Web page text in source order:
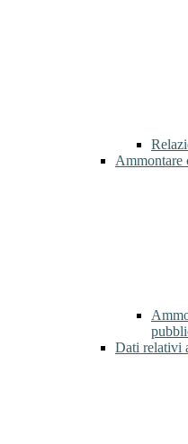
Ammontare
Dati relativi